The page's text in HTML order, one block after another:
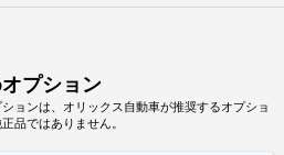
プション
ョンは、オリックス自動車が推奨するオプショ
品ではありません。